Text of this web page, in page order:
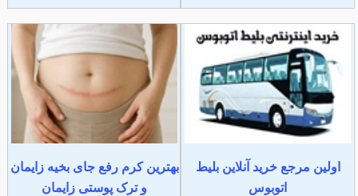
اولین مرجع خرید آنلاین بلیط
اتوبوس
بهترین کرم رفع جای بخیه زایمان
و ترک پوستی زایمان